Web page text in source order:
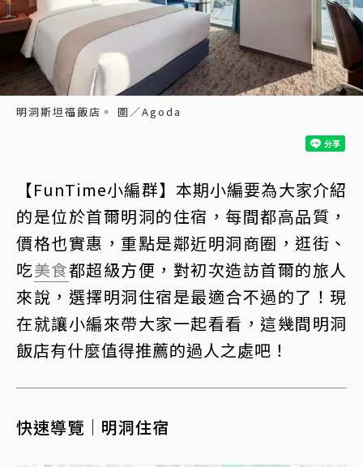
明洞斯坦福飯店。 圖／Agoda
【FunTime小編群】本期小編要為大家介紹
的是位於首爾明洞的住宿，每間都高品質，
價格也實惠，重點是鄰近明洞商圈，逛街、
吃美食都超級方便，對初次造訪首爾的旅人
來說，選擇明洞住宿是最適合不過的了！現
在就讓小編來帶大家一起看看，這幾間明洞
飯店有什麼值得推薦的過人之處吧！
快速導覽｜明洞住宿